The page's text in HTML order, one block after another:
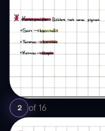
2 of 16